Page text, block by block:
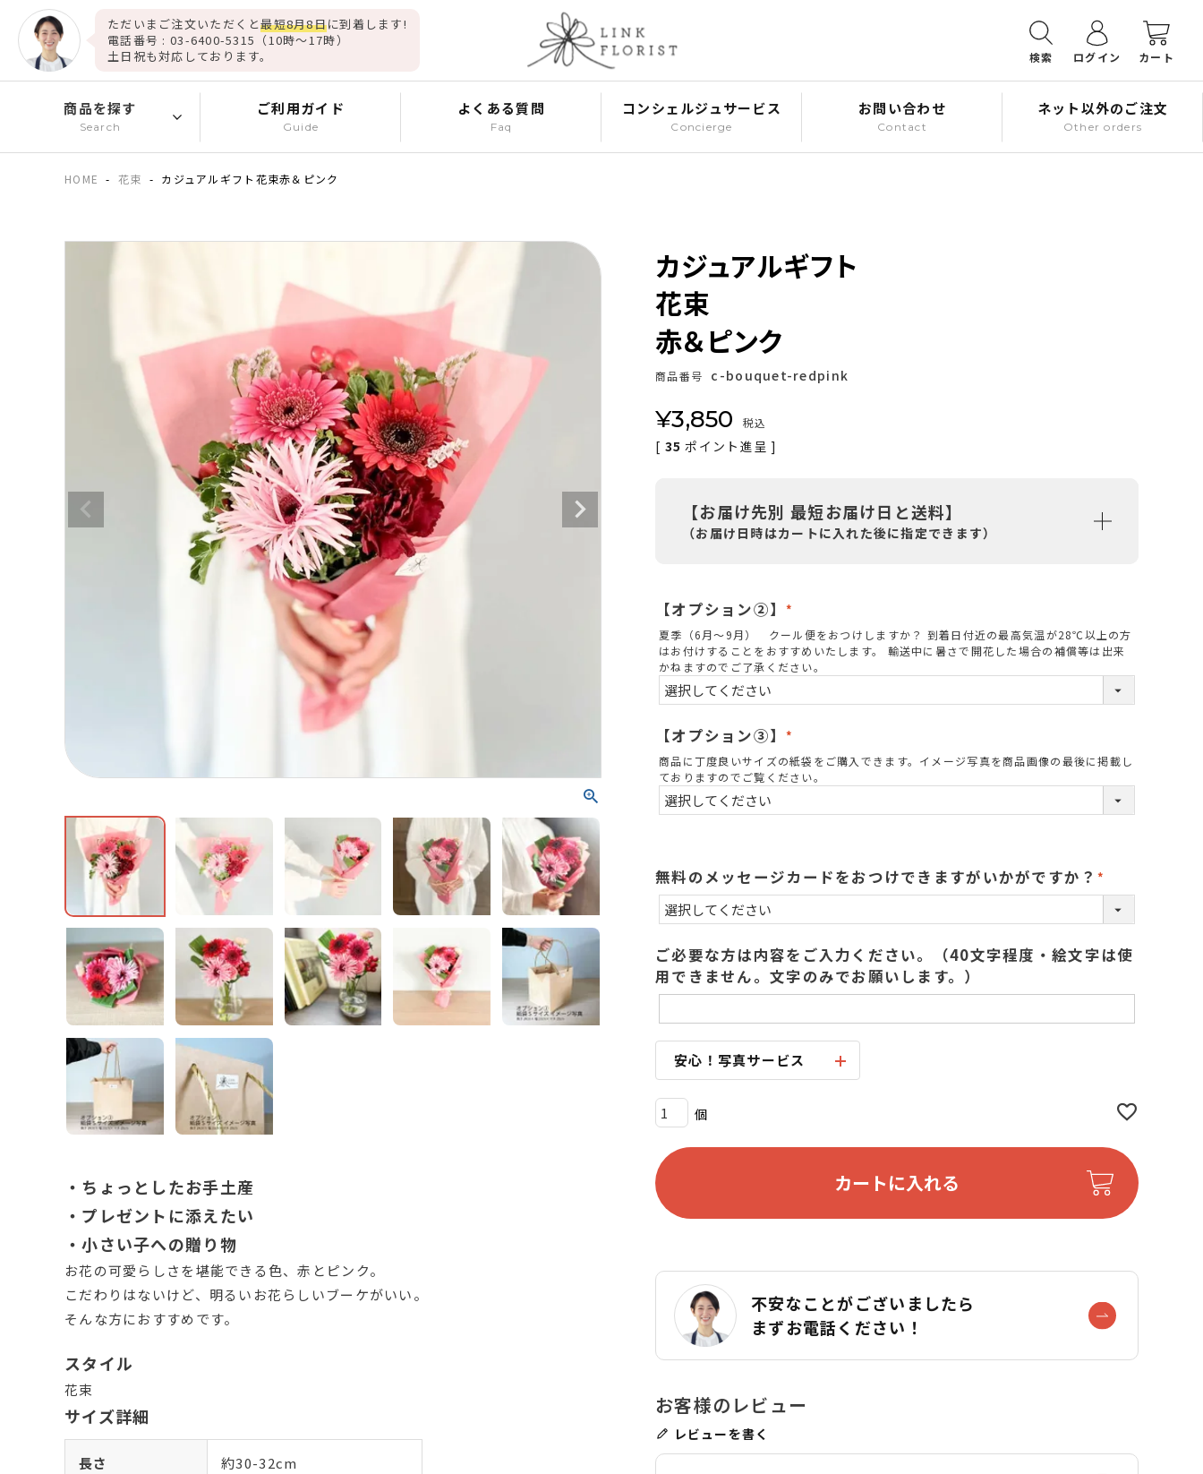
検索 ログイン カート
ただいまご注文いただくと最短8月8日に到着します!
電話番号 : 03-6400-5315（10時～17時）
土日祝も対応しております。
商品を探す
Search
ご利用ガイド
Guide
よくある質問
Faq
コンシェルジュサービス
Concierge
お問い合わせ
Contact
ネット以外のご注文
Other orders
HOME 花束 カジュアルギフト花束赤＆ピンク
・ちょっとしたお手土産
・プレゼントに添えたい
・小さい子への贈り物
お花の可愛らしさを堪能できる色、赤とピンク。
こだわりはないけど、明るいお花らしいブーケがいい。
そんな方におすすめです。
スタイル
花束
サイズ詳細
長さ 約30-32cm
カジュアルギフト
花束
赤＆ピンク
商品番号 c-bouquet-redpink
¥3,850 税込
[ 35 ポイント進呈 ]
【お届け先別 最短お届け日と送料】
（お届け日時はカートに入れた後に指定できます）
【オプション②】
必
須
夏季（6月～9月） クール便をおつけしますか？ 到着日付近の最高気温が28℃以上の方
はお付けすることをおすすめいたします。 輸送中に暑さで開花した場合の補償等は出来
かねますのでご了承ください。
【オプション③】
(
必
)
商品に丁度良いサイズの紙袋をご購入できます。イメージ写真を商品画像の最後に掲載し
ておりますのでご覧ください。
無料のメッセージカードをおつけできますがいかがですか？
(
)
ご必要な方は内容をご入力ください。（40文字程度・絵文字は使
用できません。文字のみでお願いします。）
安心！写真サービス
カートに入れる
不安なことがございましたら
まずお電話ください！
レビューを書く